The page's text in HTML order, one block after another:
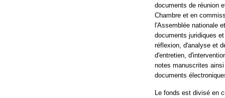
documents de réunion
Chambre et en
l'Assemblée nationale
documents juridiques
réflexion, d'analyse et
d'entretien,
notes manuscrites
documents
Le fonds est divisé en